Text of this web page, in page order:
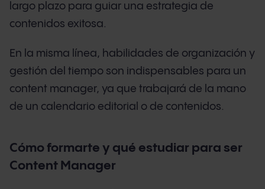
largo plazo para guiar una estrategia de
contenidos exitosa.
En la misma línea, habilidades de organización y
gestión del tiempo son indispensables para un
content manager, ya que trabajará de la mano
de un calendario editorial o de contenidos.
Cómo formarte y qué estudiar para ser
Content Manager